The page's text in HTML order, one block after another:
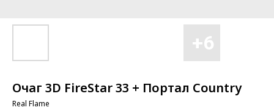
Очаг 3D FireStar 33 + Портал Country
Real Flame